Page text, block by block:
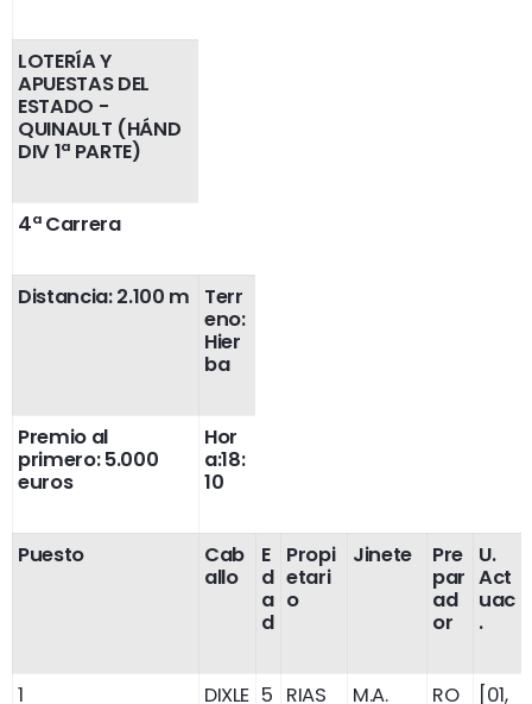
LOTERÍA Y
APUESTAS DEL
ESTADO -
QUINAULT (HÁND
DIV 1ª PARTE)
4ª Carrera
Distancia: 2.100 m
Terr
eno:
Hier
ba
Premio al
primero: 5.000
euros
Hor
a:18:
10
Puesto
Cab
allo
E
d
a
d
Propi
etari
o
Jinete
Pre
par
ad
or
U.
Act
uac
.
1 DIXLE 5 RIAS M.A. RO [01,